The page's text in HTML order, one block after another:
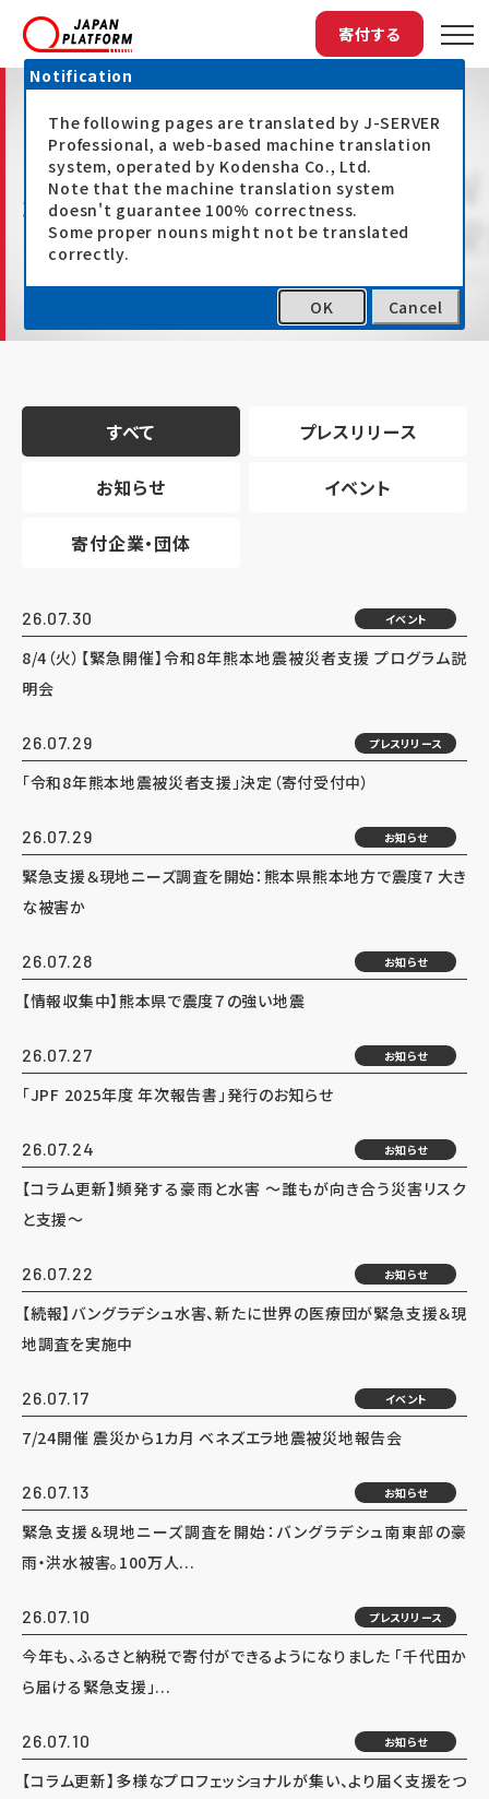
寄付する
最新情報
すべて プレスリリース
お知らせ イベント
寄付企業・団体
26.07.30 イベント
8/4（火）【緊急開催】令和8年熊本地震被災者支援 プログラム説
明会
26.07.29 プレスリリース
「令和8年熊本地震被災者支援」決定（寄付受付中）
26.07.29 お知らせ
緊急支援＆現地ニーズ調査を開始：熊本県熊本地方で震度7 大き
な被害か
26.07.28 お知らせ
【情報収集中】熊本県で震度７の強い地震
26.07.27 お知らせ
「JPF 2025年度 年次報告書」発行のお知らせ
26.07.24 お知らせ
【コラム更新】頻発する豪雨と水害 ～誰もが向き合う災害リスク
と支援～
26.07.22 お知らせ
【続報】バングラデシュ水害、新たに世界の医療団が緊急支援＆現
地調査を実施中
26.07.17 イベント
7/24開催 震災から1カ月 ベネズエラ地震被災地報告会
26.07.13 お知らせ
緊急支援＆現地ニーズ調査を開始：バングラデシュ南東部の豪
雨・洪水被害。100万人...
26.07.10 プレスリリース
今年も、ふるさと納税で寄付ができるようになりました 「千代田か
ら届ける緊急支援」...
26.07.10 お知らせ
【コラム更新】多様なプロフェッショナルが集い、より届く支援をつ
Notification
The following pages are translated by J-SERVER
Professional, a web-based machine translation
system, operated by Kodensha Co., Ltd.
Note that the machine translation system
doesn't guarantee 100% correctness.
Some proper nouns might not be translated
correctly.
OK Cancel